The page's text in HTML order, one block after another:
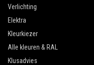
Verlichting
Elektra
Kleurkiezer
Alle kleuren & RAL
Klusadvies